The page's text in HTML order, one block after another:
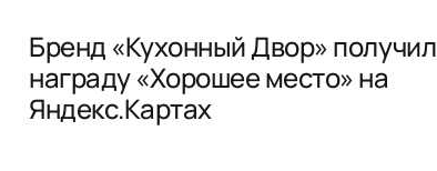
Бренд «Кухонный Двор» получил
награду «Хорошее место» на
Яндекс.Картах